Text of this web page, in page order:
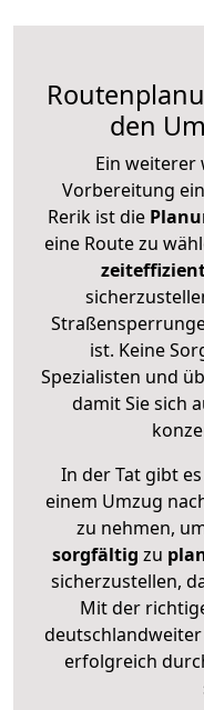
den
Ein weiterer
Vorbereitung
Rerik ist die
eine Route zu
ist. Keine
Spezialisten und
damit Sie sich
In der Tat gibt
einem Umzug
zu nehmen,
sorgfältig zu
sicherzustellen,
Mit der
erfolgreich